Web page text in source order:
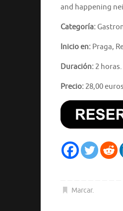
and happening
Categoría:
Inicio en: Praga,
Duración: 2 horas.
Precio: 28,00
Marcar.